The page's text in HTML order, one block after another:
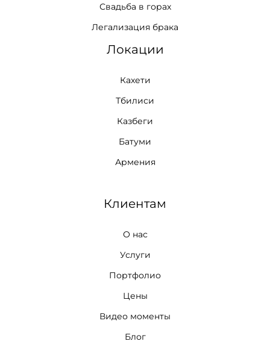
Свадьба в горах
Легализация брака
Локации
Кахети
Тбилиси
Казбеги
Батуми
Армения
Клиентам
О нас
Услуги
Портфолио
Цены
Видео моменты
Блог